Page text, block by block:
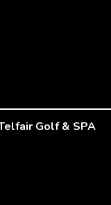
Golf & SPA